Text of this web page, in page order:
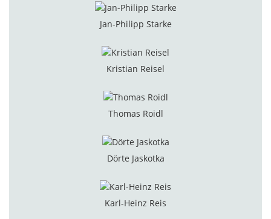
Jan-Philipp Starke
Kristian Reisel
Thomas Roidl
Dörte Jaskotka
Karl-Heinz Reis